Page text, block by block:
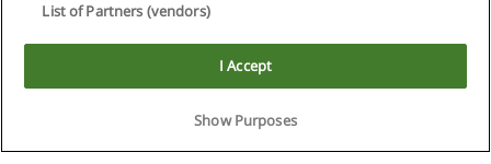
Contactar con Educaedu
Copyright © Educaedu Business S.L. - CIF : B-95610580: -
www.educaedu.com.ar
Este sitio utiliza cookies.
Si continua navegando, consideramos que acepta su uso.
|
List of Partners (vendors)
I Accept
Show Purposes